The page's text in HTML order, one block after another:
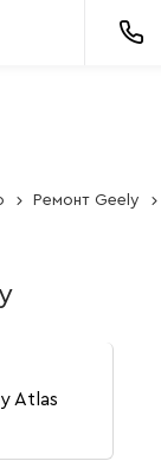
Ремонт Geely
Atlas